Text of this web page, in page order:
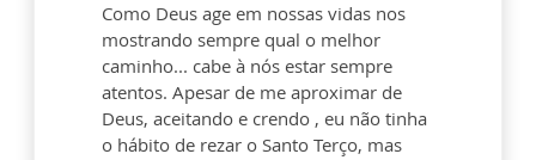
Como Deus age em nossas vidas nos
mostrando sempre qual o melhor
caminho... cabe à nós estar sempre
atentos. Apesar de me aproximar de
Deus, aceitando e crendo , eu não tinha
o hábito de rezar o Santo Terço, mas